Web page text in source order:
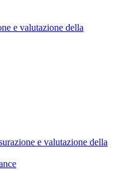
e valutazione della
e valutazione della